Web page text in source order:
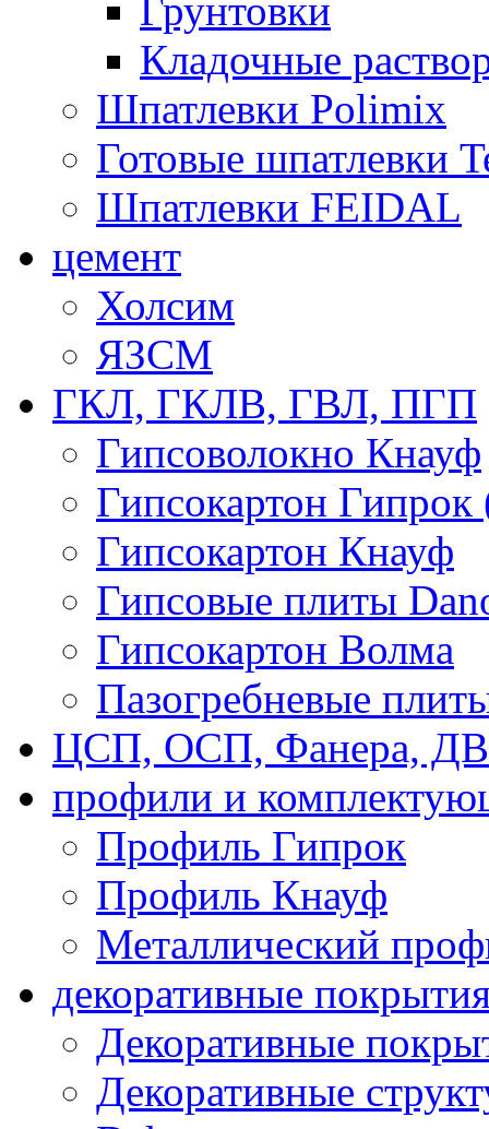
Грунтовки
Кладочные
Шпатлевки Polimix
Готовые шпатлевки
Шпатлевки FEIDAL
цемент
Холсим
ЯЗCМ
ГКЛ, ГКЛВ, ГВЛ, ПГП
Гипсоволокно Кнауф
Гипсокартон Гипрок
Гипсокартон Кнауф
Гипсовые плиты
Гипсокартон Волма
Пазогребневые
ЦСП, ОСП, Фанера,
профили и
Профиль Гипрок
Профиль Кнауф
Металлический
декоративные
Декоративные
Декоративные